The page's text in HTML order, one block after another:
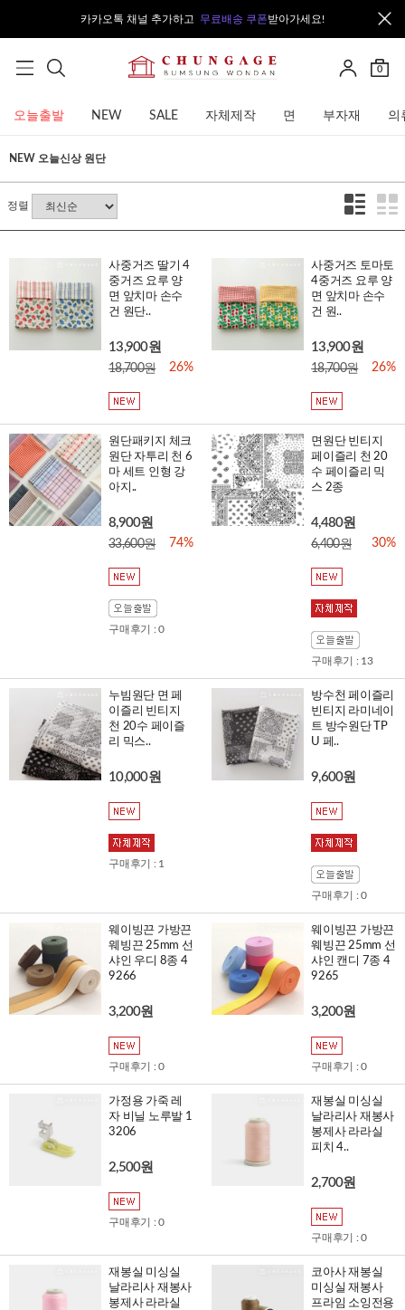
카카오톡 채널 추가하고 무료배송 쿠폰받아가세요!
0
오늘출발 NEW SALE 자체제작 면 부자재 의
NEW 오늘신상 원단
정렬
사중거즈 딸기 4
중거즈 요루 양
면 앞치마 손수
건 원단..
13,900원
18,700원 26%
사중거즈 토마토
4중거즈 요루 양
면 앞치마 손수
건 원..
13,900원
18,700원 26%
원단패키지 체크
원단 자투리 천 6
마 세트 인형 강
아지..
8,900원
33,600원 74%
구매후기 : 0
면원단 빈티지
페이즐리 천 20
수 페이즐리 믹
스 2종
4,480원
6,400원 30%
구매후기 : 13
누빔원단 면 페
이즐리 빈티지
천 20수 페이즐
리 믹스..
10,000원
구매후기 : 1
방수천 페이즐리
빈티지 라미네이
트 방수원단 TP
U 페..
9,600원
구매후기 : 0
웨이빙끈 가방끈
웨빙끈 25mm 선
샤인 우디 8종 4
9266
3,200원
구매후기 : 0
웨이빙끈 가방끈
웨빙끈 25mm 선
샤인 캔디 7종 4
9265
3,200원
구매후기 : 0
가정용 가죽 레
자 비닐 노루발 1
3206
2,500원
구매후기 : 0
재봉실 미싱실
날라리사 재봉사
봉제사 라라실
피치 4..
2,700원
구매후기 : 0
재봉실 미싱실
날라리사 재봉사
봉제사 라라실
코아사 재봉실
미싱실 재봉사
프라임 소잉전용